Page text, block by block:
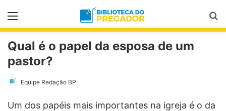
Menu
Qual é o papel da esposa de um
pastor?
Equipe Redação BP
Um dos papéis mais importantes na igreja é o da